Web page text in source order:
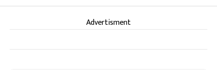
Advertisment